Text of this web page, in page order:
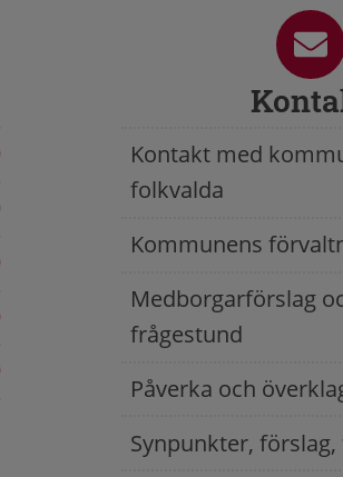
Kontakt med
folkvalda
Kommunens
Medborgarförslag
frågestund
Påverka och
Synpunkter,